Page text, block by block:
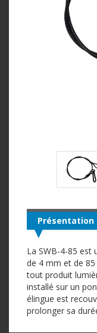
Présentation
La SWB-4-85 est
de 4 mm et de
tout produit
installé sur un
élingue est
prolonger sa